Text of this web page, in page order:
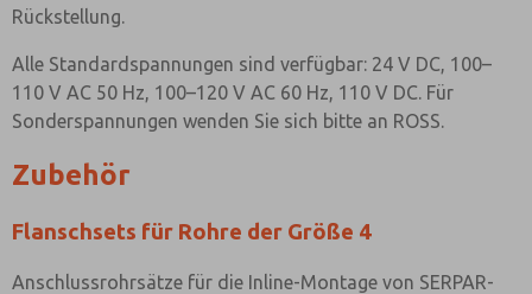
Rückstellung.
Alle Standardspannungen sind verfügbar: 24 V DC, 100–
110 V AC 50 Hz, 100–120 V AC 60 Hz, 110 V DC. Für
Sonderspannungen wenden Sie sich bitte an ROSS.
Zubehör
Flanschsets für Rohre der Größe 4
Anschlussrohrsätze für die Inline-Montage von SERPAR-